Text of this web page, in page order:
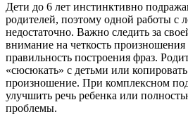
Дети до 6 лет инстинктивно
родителей, поэтому одной работы с
недостаточно. Важно следить за
внимание на четкость произношения
правильность построения фраз.
«сюсюкать» с детьми или
произношение. При комплексном
улучшить речь ребенка или
проблемы.